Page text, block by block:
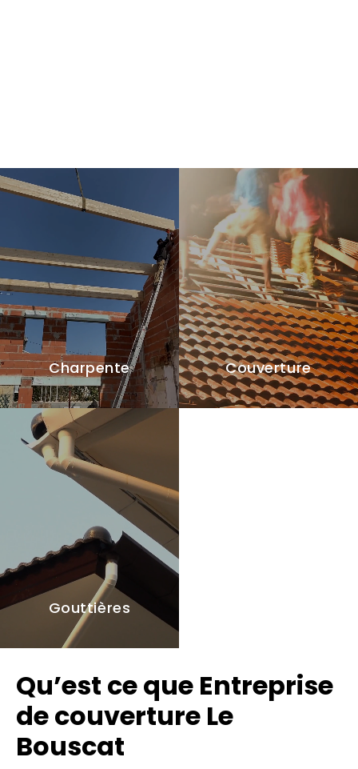
Charpente Couverture
Gouttières
Qu’est ce que Entreprise
de couverture Le
Bouscat